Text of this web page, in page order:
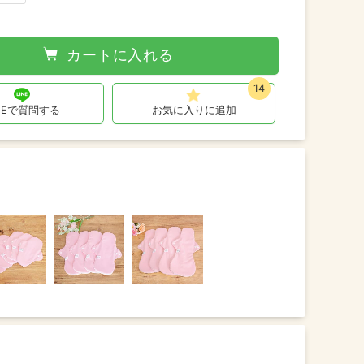
カートに入れる
で質問する お気に入りに追加
14